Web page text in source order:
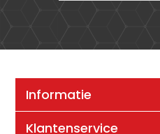
Informatie
Klantenservice